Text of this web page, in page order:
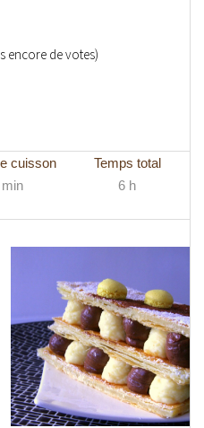
encore de votes)
cuisson
Temps total
6 h